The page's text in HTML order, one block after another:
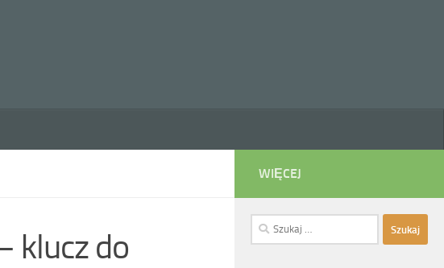
klucz do
WIĘCEJ
Szukaj: